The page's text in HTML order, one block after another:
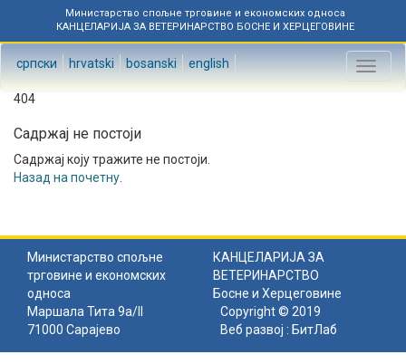
Министарство спољне трговине и економских односа
КАНЦЕЛАРИЈА ЗА ВЕТЕРИНАРСТВО БОСНЕ И ХЕРЦЕГОВИНЕ
српски hrvatski bosanski english
Toggle
404
Садржај не постоји
Садржај коју тражите не постоји.
Назад на почетну
Министарство спољне
трговине и економских
односа
КАНЦЕЛАРИЈА ЗА
ВЕТЕРИНАРСТВО
Босне и Херцеговине
Маршала Тита 9а/II
71000 Сарајево
Copyright © 2019
Веб развој : БитЛаб